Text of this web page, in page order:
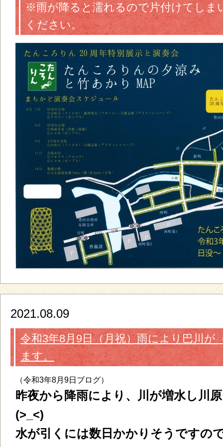
※雨が降ると濡れるので片付けてしま
ください。
2021.08.09
令和3年8月9日（月祝）雨により巴川が
ます。
（令和3年8月9日ブログ）
昨夜から降雨により、川が増水し川
(>_<)
水が引くには数日かかりそうですの